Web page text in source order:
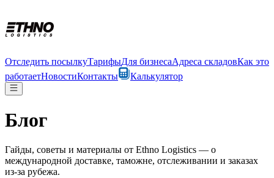
Отследить посылкуТарифыДля бизнесаАдреса складовКак это
работаетНовостиКонтакты Калькулятор
Блог
Гайды, советы и материалы от Ethno Logistics — о
международной доставке, таможне, отслеживании и заказах
из-за рубежа.